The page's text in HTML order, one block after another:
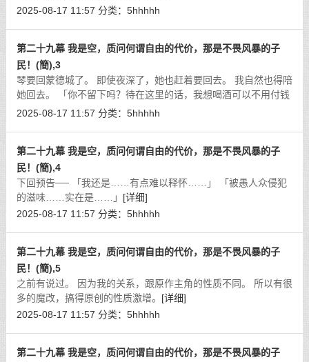
2025-08-17 11:57 分类： 5hhhhh
第二十九幕 我是空，质问何谓自由的代价，那是不畏风暴的子
民！(簡),3
琴要回蒙德城了。 即使夜深了，她也赶着要回去。 我自然也得陪
她回去。 「你不留下吗？待在这里的话，我想喝酒可以不用付钱
哦！」[详细]
2025-08-17 11:57 分类： 5hhhhh
第二十九幕 我是空，质问何谓自由的代价，那是不畏风暴的子
民！(簡),4
下回预告── 「我还是……有点难以释怀……」 「被愚人众侵犯
的滋味……实在是……」 [详细]
2025-08-17 11:57 分类： 5hhhhh
第二十九幕 我是空，质问何谓自由的代价，那是不畏风暴的子
民！(簡),5
之前有说过。 因为我的关系，跟原作主角的性质不同。 所以有很
多的魔改，搞得原创的性质激增。 [详细]
2025-08-17 11:57 分类： 5hhhhh
第二十九幕 我是空，质问何谓自由的代价，那是不畏风暴的子